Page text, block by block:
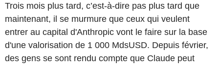
Trois mois plus tard, c’est-à-dire pas plus tard que
maintenant, il se murmure que ceux qui veulent
entrer au capital d'Anthropic vont le faire sur la base
d'une valorisation de 1 000 MdsUSD. Depuis février,
des gens se sont rendu compte que Claude peut